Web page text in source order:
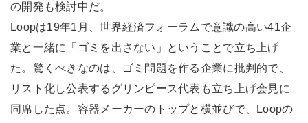
の開発も検討中だ。
Loopは19年1月、世界経済フォーラムで意識の高い41企
業と一緒に「ゴミを出さない」ということで立ち上げ
た。驚くべきなのは、ゴミ問題を作る企業に批判的で、
リスト化し公表するグリンピース代表も立ち上げ会見に
同席した点。容器メーカーのトップと横並びで、Loopの